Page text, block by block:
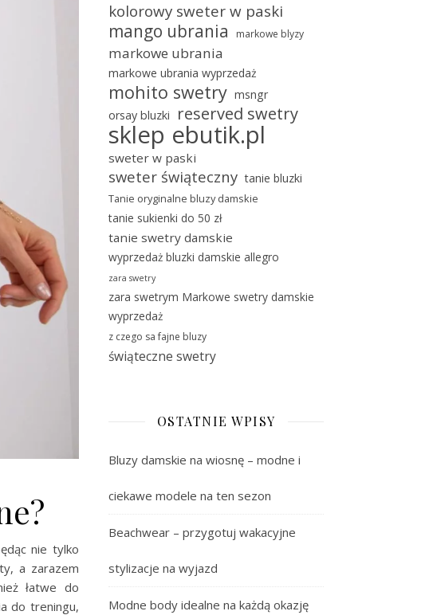
nie tylko
a zarazem
łatwe do
do treningu,
kolorowy sweter w paski
mango ubrania markowe blyzy
markowe ubrania
markowe ubrania wyprzedaż
mohito swetry msngr
orsay bluzki
reserved swetry
sklep ebutik.pl
sweter w paski
sweter świąteczny tanie bluzki
Tanie oryginalne bluzy damskie
tanie sukienki do 50 zł
tanie swetry damskie
wyprzedaż bluzki damskie allegro
zara swetry
zara swetrym Markowe swetry damskie
wyprzedaż
z czego sa fajne bluzy
świąteczne swetry
OSTATNIE WPISY
Bluzy damskie na wiosnę – modne i
ciekawe modele na ten sezon
Beachwear – przygotuj wakacyjne
stylizacje na wyjazd
Modne body idealne na każdą okazję